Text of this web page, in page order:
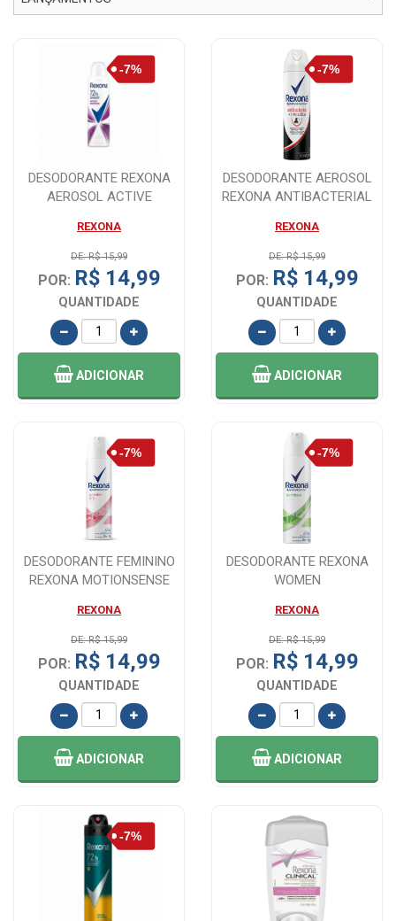
DESODORANTE REXONA
AEROSOL ACTIVE
REXONA
DE: R$ 15,99
POR: R$ 14,99
QUANTIDADE
ADICIONAR
DESODORANTE AEROSOL
REXONA ANTIBACTERIAL
REXONA
DE: R$ 15,99
POR: R$ 14,99
QUANTIDADE
ADICIONAR
DESODORANTE FEMININO
REXONA MOTIONSENSE
REXONA
DE: R$ 15,99
POR: R$ 14,99
QUANTIDADE
ADICIONAR
DESODORANTE REXONA
WOMEN
AEROSSOL 150M...
REXONA
DE: R$ 15,99
POR: R$ 14,99
QUANTIDADE
ADICIONAR